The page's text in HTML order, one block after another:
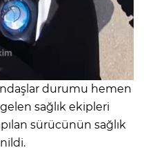
durumu hemen
sağlık ekipleri
sürücünün sağlık